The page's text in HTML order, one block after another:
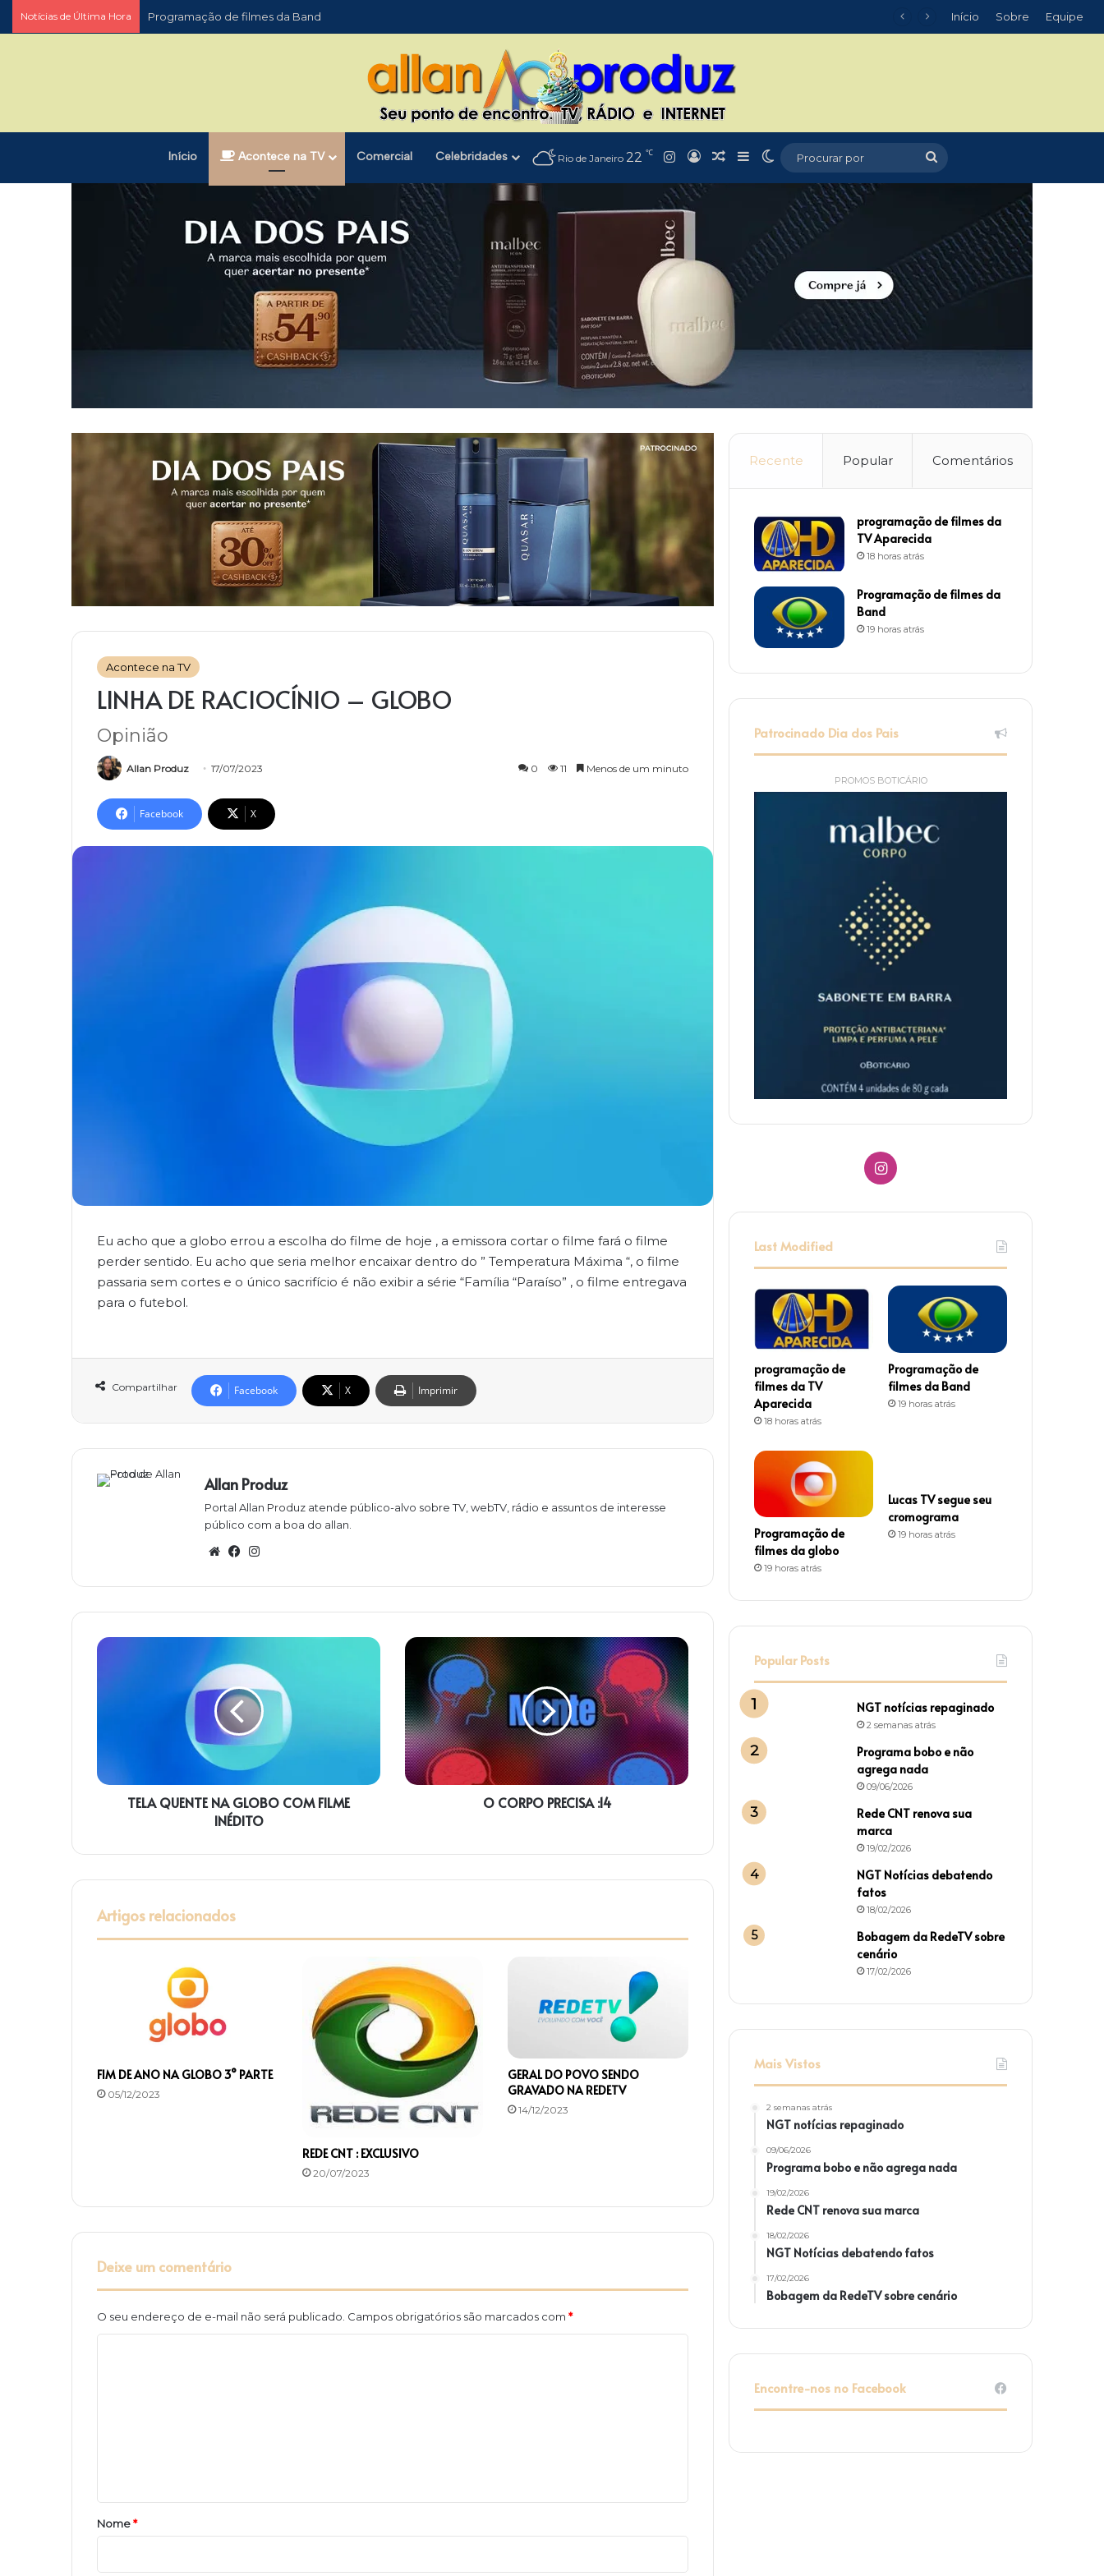
Notícias de Última Hora Programação de filmes da Band Início Sobre Equipe
Início Acontece na TV Comercial Celebridades Rio de Janeiro 22 ℃ Instagram
EntrarArtigo aleatório
Barra Lateral
Switch skin
Procurar
por
Acontece na TV
LINHA DE RACIOCÍNIO – GLOBO
Opinião
Allan Produz 17/07/2023 0 11 Menos de um minuto
Facebook X
Eu acho que a globo errou a escolha do filme de hoje , a emissora cortar o filme fará o filme
perder sentido. Eu acho que seria melhor encaixar dentro do ” Temperatura Máxima “, o filme
passaria sem cortes e o único sacrifício é não exibir a série “Família “Paraíso” , o filme entregava
para o futebol.
Compartilhar Facebook X Imprimir
Allan Produz
Portal Allan Produz atende público-alvo sobre TV, webTV, rádio e assuntos de interesse
público com a boa do allan.
WebsiteFacebook
TELA
TELA QUENTE NA GLOBO COM FILME
INÉDITO
O
CORPO
PRECISA
:14
O CORPO PRECISA :14
Artigos relacionados
FIM DE ANO NA GLOBO 3° PARTE
05/12/2023
REDE CNT : EXCLUSIVO
20/07/2023
GERAL DO POVO SENDO
GRAVADO NA REDETV
14/12/2023
Deixe um comentário
O seu endereço de e-mail não será publicado. Campos obrigatórios são marcados com *
r
o
Nome*
Recente Popular Comentários
programação de filmes da
TV Aparecida
18 horas atrás
Programação de filmes da
Band
19 horas atrás
Patrocinado Dia dos Pais
PROMOS BOTICÁRIO
Instagram
Last Modified
programação de
filmes da TV
Aparecida
18 horas atrás
Programação de
filmes da Band
19 horas atrás
Programação de
filmes da globo
19 horas atrás
Lucas TV segue seu
cromograma
19 horas atrás
Popular Posts
NGT notícias repaginado
2 semanas atrás
Programa bobo e não
agrega nada
09/06/2026
Rede CNT renova sua
marca
19/02/2026
NGT Notícias debatendo
fatos
18/02/2026
Bobagem da RedeTV sobre
cenário
17/02/2026
Mais Vistos
2 semanas atrás
NGT notícias repaginado
09/06/2026
Programa bobo e não agrega nada
19/02/2026
Rede CNT renova sua marca
18/02/2026
NGT Notícias debatendo fatos
17/02/2026
Bobagem da RedeTV sobre cenário
Encontre-nos no Facebook